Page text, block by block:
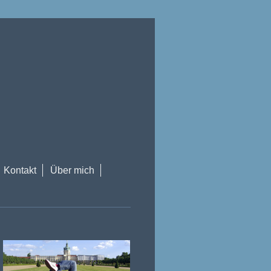
Kontakt Über mich